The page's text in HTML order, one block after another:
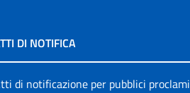
DI NOTIFICA
di notificazione per pubblici proclami